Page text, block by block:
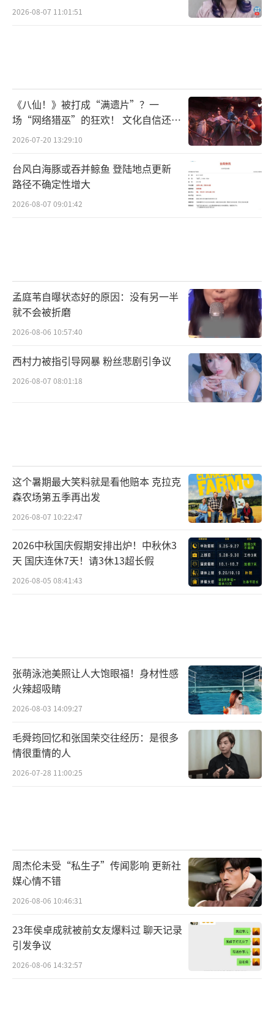
2026-08-07 11:01:51
《八仙！》被打成“满遗片”？一
场“网络猎巫”的狂欢！ 文化自信还是
焦虑？
2026-07-20 13:29:10
台风白海豚或吞并鲸鱼 登陆地点更新
路径不确定性增大
2026-08-07 09:01:42
孟庭苇自曝状态好的原因：没有另一半
就不会被折磨
2026-08-06 10:57:40
西村力被指引导网暴 粉丝悲剧引争议
2026-08-07 08:01:18
这个暑期最大笑料就是看他赔本 克拉克
森农场第五季再出发
2026-08-07 10:22:47
2026中秋国庆假期安排出炉！中秋休3
天 国庆连休7天！请3休13超长假
2026-08-05 08:41:43
张萌泳池美照让人大饱眼福！身材性感
火辣超吸睛
2026-08-03 14:09:27
毛舜筠回忆和张国荣交往经历：是很多
情很重情的人
2026-07-28 11:00:25
周杰伦未受“私生子”传闻影响 更新社
媒心情不错
2026-08-06 10:46:31
23年侯卓成就被前女友爆料过 聊天记录
引发争议
2026-08-06 14:32:57